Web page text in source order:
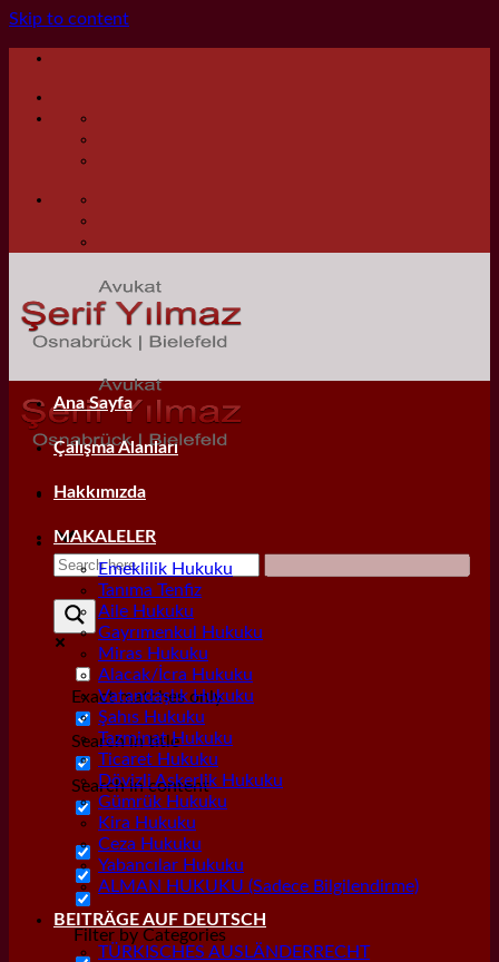
Skip to content
Exact matches only
Search in title
Search in content
Filter by Categories
Ana Sayfa
Çalışma Alanları
Hakkımızda
MAKALELER
Emeklilik Hukuku
Tanıma Tenfiz
Aile Hukuku
Gayrımenkul Hukuku
Miras Hukuku
Alacak/İcra Hukuku
Vatandaşlık Hukuku
Şahıs Hukuku
Tazminat Hukuku
Ticaret Hukuku
Dövizli Askerlik Hukuku
Gümrük Hukuku
Kira Hukuku
Ceza Hukuku
Yabancılar Hukuku
ALMAN HUKUKU (Sadece Bilgilendirme)
BEITRÄGE AUF DEUTSCH
TÜRKISCHES AUSLÄNDERRECHT